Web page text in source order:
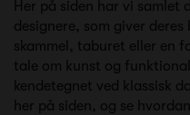
Her på siden har vi samlet
designere, som giver
skammel, taburet eller en
tale om kunst og
kendetegnet ved klassisk
her på siden, og se